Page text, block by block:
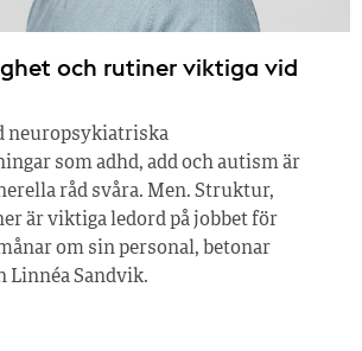
och rutiner viktiga vid
neuropsykiatriska
som adhd, add och autism är
råd svåra. Men. Struktur,
är viktiga ledord på jobbet för
om sin personal, betonar
Linnéa Sandvik.